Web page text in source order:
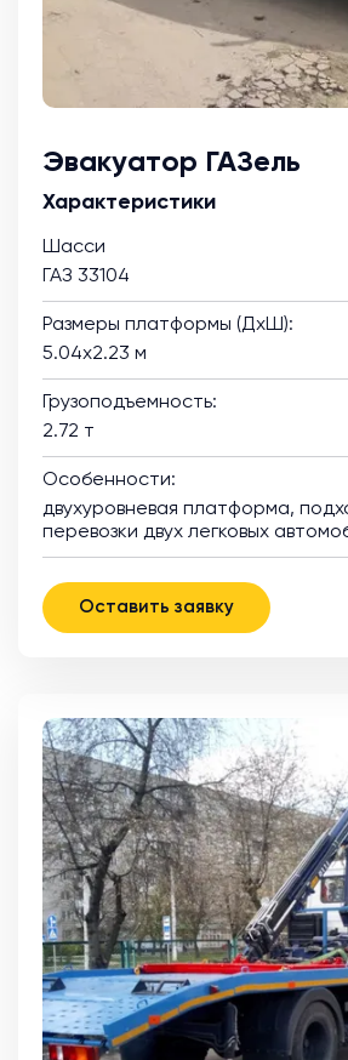
Эвакуатор ГАЗель
Характеристики
Шасси
ГАЗ 33104
Размеры платформы (ДхШ):
5.04х2.23 м
Грузоподъемность:
2.72 т
Особенности:
двухуровневая платформа,
перевозки двух легковых
Оставить заявку